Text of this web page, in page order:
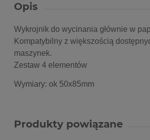
Opis
Wykrojnik do wycinania głównie w
Kompatybilny z większością
maszynek.
Zestaw 4 elementów
Wymiary: ok 50x85mm
Produkty powiązane